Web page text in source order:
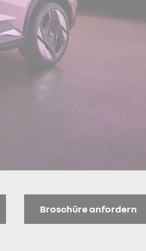
Broschüre anfordern